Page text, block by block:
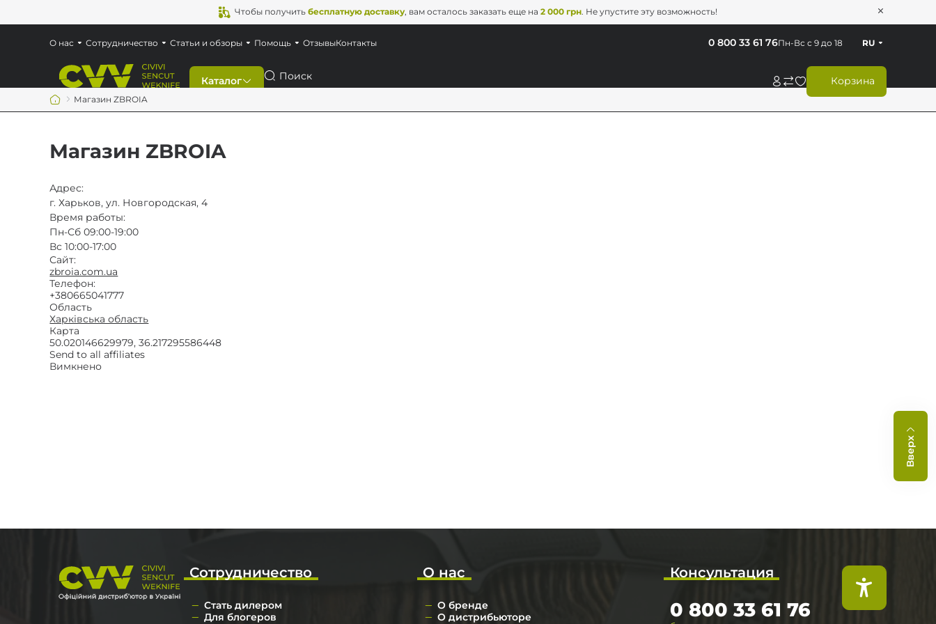
Чтобы получить бесплатную доставку, вам осталось заказать еще на 2 000 грн. Не упустите эту возможность!
Каталог Поиск Корзина
Пн-Вс с 9 до 18
0 800 33 61 76 RU
О нас Сотрудничество Статьи и обзоры Помощь ОтзывыКонтакты
Магазин ZBROIA
Магазин ZBROIA
Адрес:
г. Харьков, ул. Новгородская, 4
Время работы:
Пн-Сб 09:00-19:00
Вс 10:00-17:00
Сайт:
zbroia.com.ua
Телефон:
+380665041777
Область
Харківська область
Карта
50.020146629979, 36.217295586448
Send to all affiliates
Вимкнено
Вверх
О нас
О бренде
О дистрибьюторе
Сотрудничество
Стать дилером
Для блогеров
Консультация
0 800 33 61 76